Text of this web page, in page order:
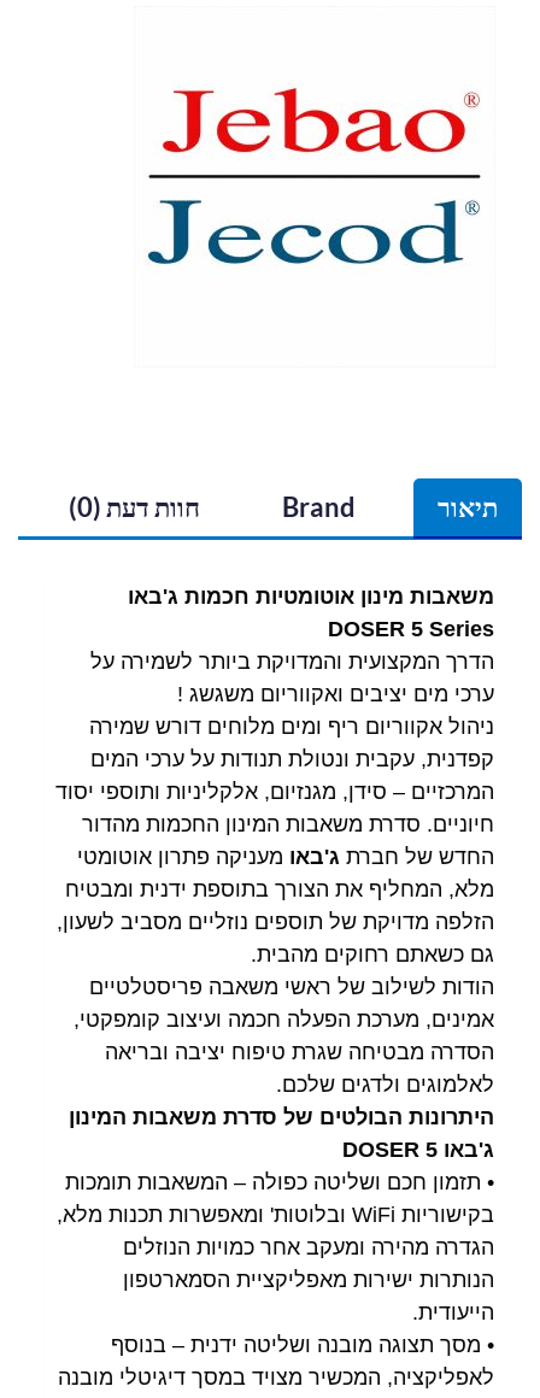
תיאור Brand חוות דעת (0)
משאבות מינון אוטומטיות חכמות ג'באו
DOSER 5 Series
הדרך המקצועית והמדויקת ביותר לשמירה על
ערכי מים יציבים ואקווריום משגשג !
ניהול אקווריום ריף ומים מלוחים דורש שמירה
קפדנית, עקבית ונטולת תנודות על ערכי המים
המרכזיים – סידן, מגנזיום, אלקליניות ותוספי יסוד
חיוניים. סדרת משאבות המינון החכמות מהדור
החדש של חברת ג'באו מעניקה פתרון אוטומטי
מלא, המחליף את הצורך בתוספת ידנית ומבטיח
הזלפה מדויקת של תוספים נוזליים מסביב לשעון,
גם כשאתם רחוקים מהבית.
הודות לשילוב של ראשי משאבה פריסטלטיים
אמינים, מערכת הפעלה חכמה ועיצוב קומפקטי,
הסדרה מבטיחה שגרת טיפוח יציבה ובריאה
לאלמוגים ולדגים שלכם.
היתרונות הבולטים של סדרת משאבות המינון
ג'באו DOSER 5
• תזמון חכם ושליטה כפולה – המשאבות תומכות
בקישוריות WiFi ובלוטות' ומאפשרות תכנות מלא,
הגדרה מהירה ומעקב אחר כמויות הנוזלים
הנותרות ישירות מאפליקציית הסמארטפון
הייעודית.
• מסך תצוגה מובנה ושליטה ידנית – בנוסף
לאפליקציה, המכשיר מצויד במסך דיגיטלי מובנה